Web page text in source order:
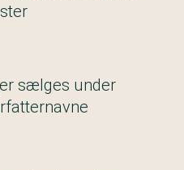
sælges under